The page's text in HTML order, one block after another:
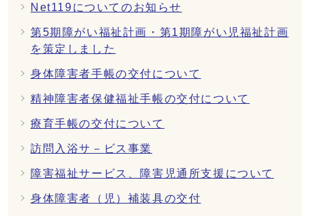
Net119についてのお知らせ
第5期障がい福祉計画・第1期障がい児福祉計画
を策定しました
身体障害者手帳の交付について
精神障害者保健福祉手帳の交付について
療育手帳の交付について
訪問入浴サ－ビス事業
障害福祉サービス、障害児通所支援について
身体障害者（児）補装具の交付